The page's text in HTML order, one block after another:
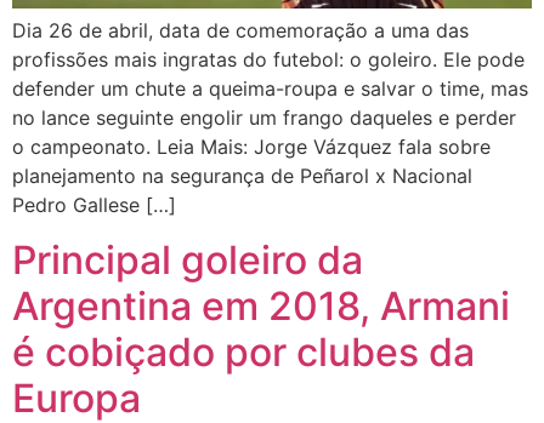
Dia 26 de abril, data de comemoração a uma das
profissões mais ingratas do futebol: o goleiro. Ele pode
defender um chute a queima-roupa e salvar o time, mas
no lance seguinte engolir um frango daqueles e perder
o campeonato. Leia Mais: Jorge Vázquez fala sobre
planejamento na segurança de Peñarol x Nacional
Pedro Gallese […]
Principal goleiro da
Argentina em 2018, Armani
é cobiçado por clubes da
Europa